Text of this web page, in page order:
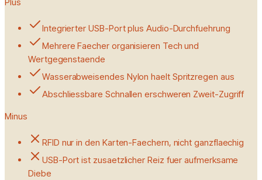
Plus
Integrierter USB-Port plus Audio-Durchfuehrung
Mehrere Faecher organisieren Tech und
Wertgegenstaende
Wasserabweisendes Nylon haelt Spritzregen aus
Abschliessbare Schnallen erschweren Zweit-Zugriff
Minus
RFID nur in den Karten-Faechern, nicht ganzflaechig
USB-Port ist zusaetzlicher Reiz fuer aufmerksame
Diebe